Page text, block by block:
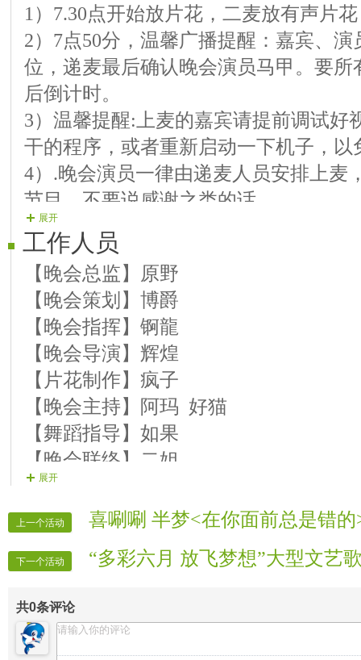
【11演员】慧姐《谢谢你让我这么
【12演员】红日《红颜你我》
【13演员】奥龙《单生歌》
【14演员】封爱《开开心心每一天》
【15演员】fzq《今夜不嘴不归》
【16演员】方嫂《天生一对》
【17演员】天涯《包容》
【18演员】三棵树《我是真的爱过》
【19号演员】琴海《最美的寻觅》
【20号演员】新龍《又见山里红》
【21号演员】情歌王子《护花使者》
1）7.30点开始放片花，二麦放有声片
2）7点50分，温馨广播提醒：嘉宾、
位，递麦最后确认晚会演员马甲。要
后倒计时。
3）温馨提醒:上麦的嘉宾请提前调试好
干的程序，或者重新启动一下机子，
4）.晚会演员一律由递麦人员安排上麦
节目，不要说感谢之类的话
5）晚会麦序走向演员上麦一首歌--特
6）主持人开场白.区长发言祝贺词！接
7）开场舞
8）主持人晚会结束，主办方刷奖
展开
工作人员
【晚会总监】原野
【晚会策划】博爵
【晚会指挥】锕龍
【晚会导演】辉煌
【片花制作】疯子
【晚会主持】阿玛 好猫
【舞蹈指导】如果
【晚会联络】二姐
【开场舞蹈】
【晚会递麦】永恒
【贺词广播】统一
【晚会片花】强哥，潜伏。鹏程
【晚会迎宾】房间管理
展开
上一个活动 喜唰唰 半梦<在你面前总是错
下一个活动 “多彩六月 放飞梦想”大型文艺
共0条评论